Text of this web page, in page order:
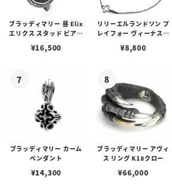
ブラッディマリー 昼 Elix
エリクス スタッド ピアス
¥16,500
リリーエルランドソン プ
レイフォー ヴィーナスチ
¥8,800
ブラッディマリー カーム
ペンダント
¥14,300
ブラッディマリー アヴィ
ス リング K18クロー
¥66,000